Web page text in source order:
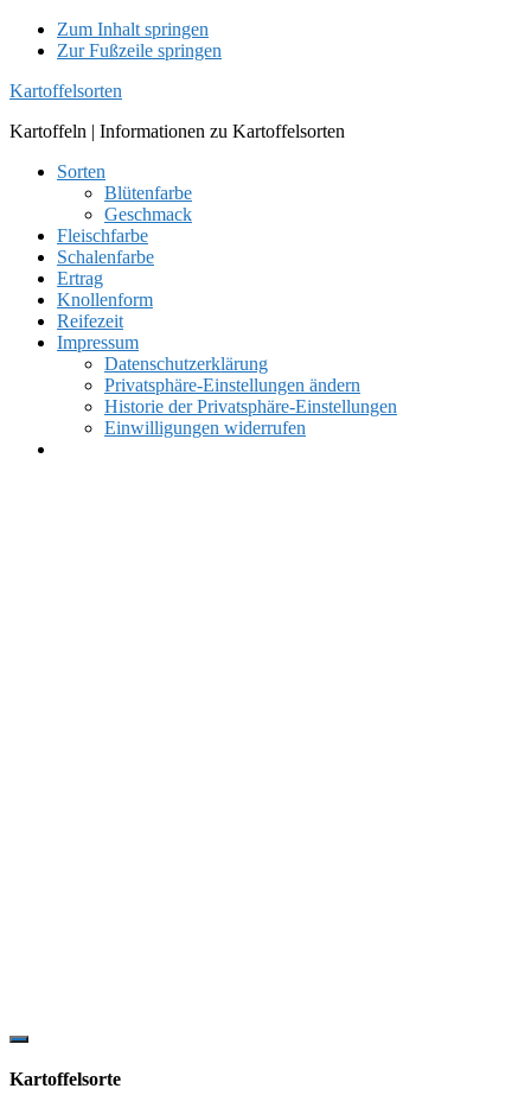
Zum Inhalt springen
Zur Fußzeile springen
Kartoffelsorten
Kartoffeln | Informationen zu Kartoffelsorten
Sorten
Blütenfarbe
Geschmack
Fleischfarbe
Schalenfarbe
Ertrag
Knollenform
Reifezeit
Impressum
Datenschutzerklärung
Privatsphäre-Einstellungen ändern
Historie der Privatsphäre-Einstellungen
Einwilligungen widerrufen
Show
Content
Kartoffelsorte